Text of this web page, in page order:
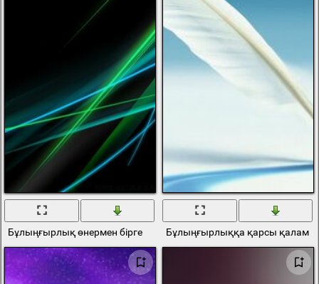
Бұлыңғырлық өнермен бірге Бұлыңғырлыққа қарсы қалам